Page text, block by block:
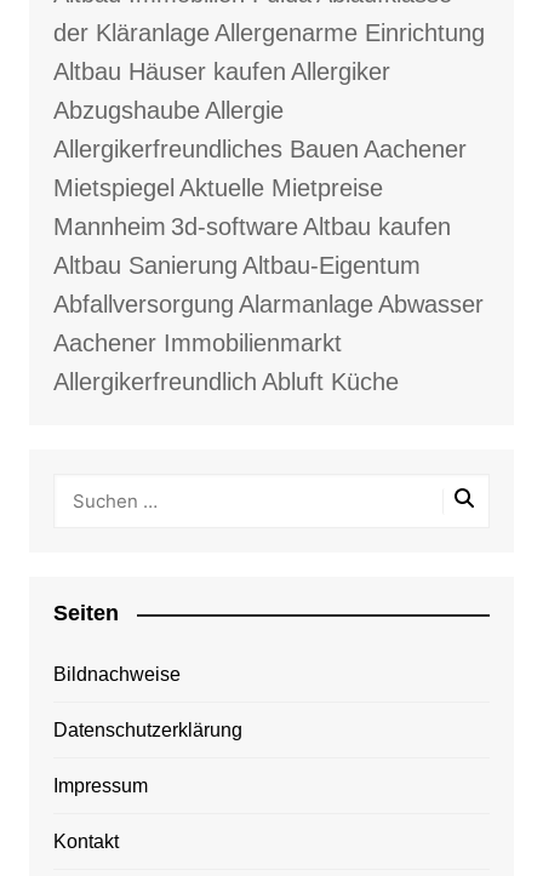
der KläranlageAllergenarme Einrichtung
Altbau Häuser kaufen Allergiker
AbzugshaubeAllergie
Allergikerfreundliches Bauen Aachener
Mietspiegel Aktuelle Mietpreise
Mannheim 3d-softwareAltbau kaufen
Altbau Sanierung Altbau-Eigentum
Abfallversorgung AlarmanlageAbwasser
Aachener Immobilienmarkt
Allergikerfreundlich Abluft Küche
Seiten
Bildnachweise
Datenschutzerklärung
Impressum
Kontakt